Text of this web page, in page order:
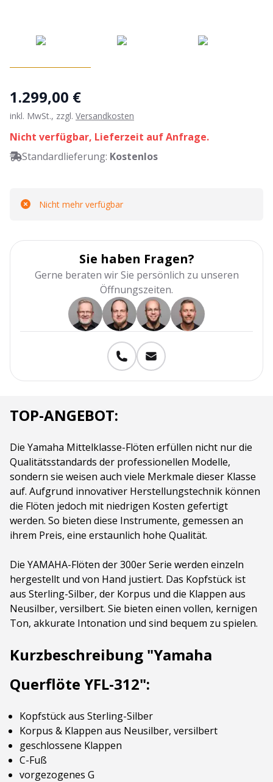
1.299,00 €
inkl. MwSt., zzgl. Versandkosten
Nicht verfügbar, Lieferzeit auf Anfrage.
Standardlieferung: Kostenlos
Nicht mehr verfügbar
Sie haben Fragen?
Gerne beraten wir Sie persönlich zu unseren
Öffnungszeiten.
TOP-ANGEBOT:
Die Yamaha Mittelklasse-Flöten erfüllen nicht nur die
Qualitätsstandards der professionellen Modelle,
sondern sie weisen auch viele Merkmale dieser Klasse
auf. Aufgrund innovativer Herstellungstechnik können
die Flöten jedoch mit niedrigen Kosten gefertigt
werden. So bieten diese Instrumente, gemessen an
ihrem Preis, eine erstaunlich hohe Qualität.
Die YAMAHA-Flöten der 300er Serie werden einzeln
hergestellt und von Hand justiert. Das Kopfstück ist
aus Sterling-Silber, der Korpus und die Klappen aus
Neusilber, versilbert. Sie bieten einen vollen, kernigen
Ton, akkurate Intonation und sind bequem zu spielen.
Kurzbeschreibung "Yamaha
Querflöte YFL-312":
Kopfstück aus Sterling-Silber
Korpus & Klappen aus Neusilber, versilbert
geschlossene Klappen
C-Fuß
vorgezogenes G